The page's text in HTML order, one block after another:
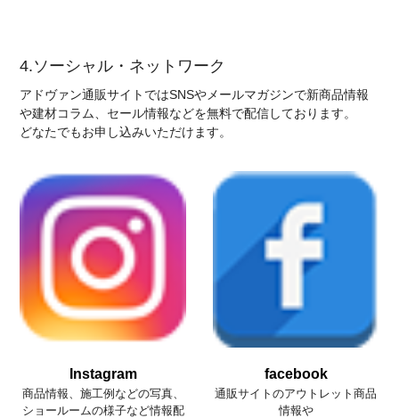
4.ソーシャル・ネットワーク
アドヴァン通販サイトではSNSやメールマガジンで新商品情報
や建材コラム、セール情報などを無料で配信しております。
どなたでもお申し込みいただけます。
Instagram
商品情報、施工例などの写真、
ショールームの様子など情報配
facebook
通販サイトのアウトレット商品
情報や